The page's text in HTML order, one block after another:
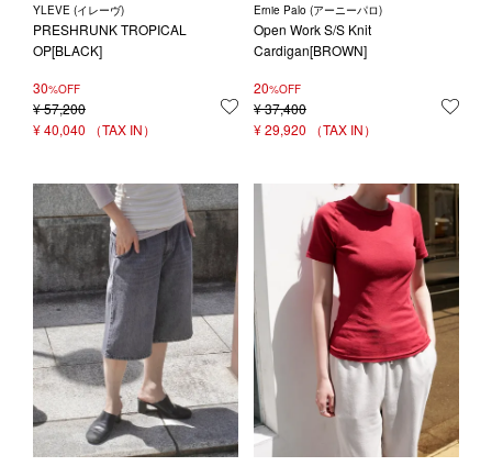
YLEVE (イレーヴ)
PRESHRUNK TROPICAL
OP[BLACK]
30%OFF
¥57,200
¥40,040
お気に入りに登録する
Ernie Palo (アーニーパロ)
Open Work S/S Knit
Cardigan[BROWN]
20%OFF
¥37,400
¥29,920